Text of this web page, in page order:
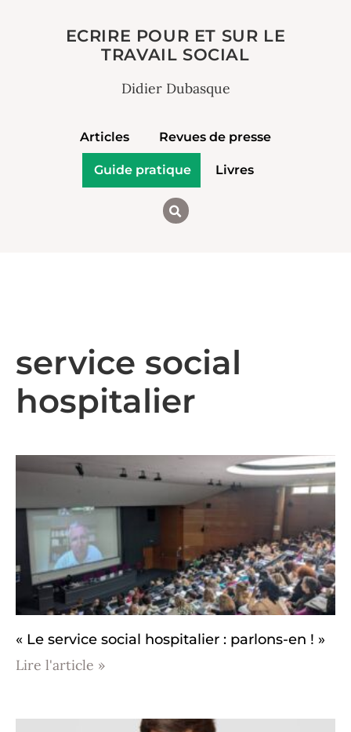
ECRIRE POUR ET SUR LE
TRAVAIL SOCIAL
Didier Dubasque
Articles Revues de presse
Guide pratique Livres
service social
hospitalier
« Le service social hospitalier : parlons-en ! »
Lire l'article »